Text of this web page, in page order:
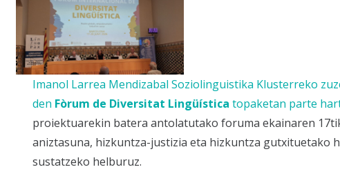
Imanol Larrea Mendizabal Soziolinguistika Klusterreko
den Fòrum de Diversitat Lingüística topaketan parte
proiektuarekin batera antolatutako foruma ekainaren
aniztasuna, hizkuntza-justizia eta hizkuntza gutxituetako
sustatzeko helburuz.